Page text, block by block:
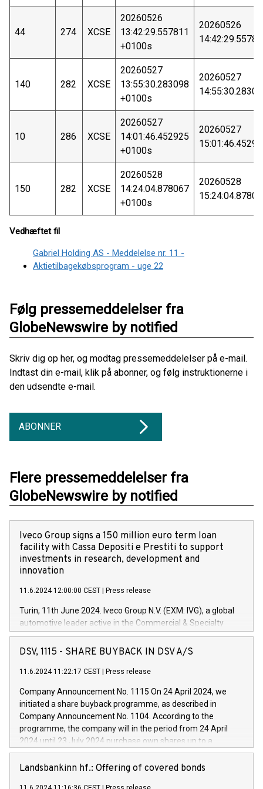
44 274 XCSE
20260526
13:42:29.557811
+0100s
20260526
140 282 XCSE
20260527
13:55:30.283098
+0100s
20260527
10 286 XCSE
20260527
14:01:46.452925
+0100s
20260527
150 282 XCSE
20260528
14:24:04.878067
+0100s
20260528
Vedhæftet fil
Gabriel Holding AS - Meddelelse nr. 11 -
Aktietilbagekøbsprogram - uge 22
Følg pressemeddelelser fra
GlobeNewswire by notified
Skriv dig op her, og modtag pressemeddelelser på e-mail.
Indtast din e-mail, klik på abonner, og følg instruktionerne i
den udsendte e-mail.
ABONNER
Flere pressemeddelelser fra
GlobeNewswire by notified
Iveco Group signs a 150 million euro term loan
facility with Cassa Depositi e Prestiti to support
investments in research, development and
innovation
11.6.2024 12:00:00 CEST Press release
Turin, 11th June 2024. Iveco Group N.V. (EXM: IVG), a global
automotive leader active in the Commercial & Specialty
Vehicles, Powertrain and related Financial Services arenas,
has successfully signed a term loan facility of 150 million
new projects in Italy dedicated to research, development and
by CDP, Iveco Group will develop innovative technologies and
architectures in the field of electric propulsion and further
develop solutions for autonomous driving, digitalisation and
vehicle connectivity aimed at increasing efficiency, safety,
driving comfort and productivity. The financed investments,
Iveco Group in Italy by the end of 2025. Iveco Group N.V.
(EXM: IVG) is the home of unique people and brands that
DSV, 1115 - SHARE BUYBACK IN DSV A/S
11.6.2024 11:22:17 CEST Press release
Company Announcement No. 1115 On 24 April 2024, we
initiated a share buyback programme, as described in
Company Announcement No. 1104. According to the
programme, the company will in the period from 24 April
2024 until 23 July 2024 purchase own shares up to a
maximum value of DKK 1,000 million, and no more than
1,700,000 shares, corresponding to 0.79% of the share
Landsbankinn hf.: Offering of covered bonds